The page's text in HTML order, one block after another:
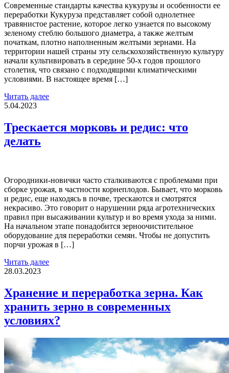
Современные стандарты качества кукурузы и особенности ее
переработки Кукуруза представляет собой однолетнее
травянистое растение, которое легко узнается по высокому
зеленому стеблю большого диаметра, а также желтым
початкам, плотно наполненным желтыми зернами. На
территории нашей страны эту сельскохозяйственную культуру
начали культивировать в середине 50-х годов прошлого
столетия, что связано с подходящими климатическими
условиями. В настоящее время […]
Читать далее
5.04.2023
Трескается морковь и редис: что
делать
Огородники-новички часто сталкиваются с проблемами при
сборке урожая, в частности корнеплодов. Бывает, что морковь
и редис, еще находясь в почве, трескаются и смотрятся
некрасиво. Это говорит о нарушении ряда агротехнических
правил при высаживании культур и во время ухода за ними.
На начальном этапе понадобится зерноочистительное
оборудование для переработки семян. Чтобы не допустить
порчи урожая в […]
Читать далее
28.03.2023
Хранение и переработка зерна. Как
хранить зерно в современных
условиях?